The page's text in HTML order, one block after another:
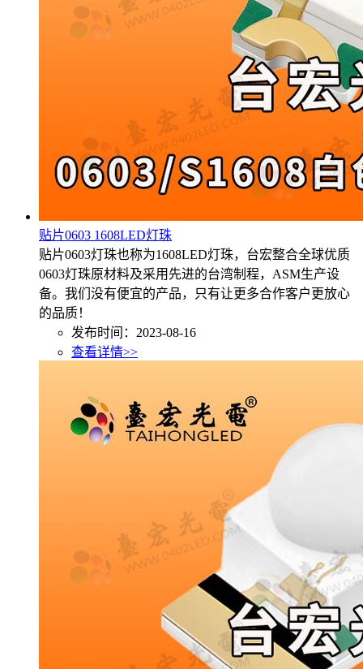
贴片0603 1608LED灯珠
贴片0603灯珠也称为1608LED灯珠，台宏整合全球优质
0603灯珠原材料及采用先进的台湾制程，ASM生产设
备。我们没有便宜的产品，只有让更多合作客户更放心
的品质！
发布时间：2023-08-16
查看详情>>